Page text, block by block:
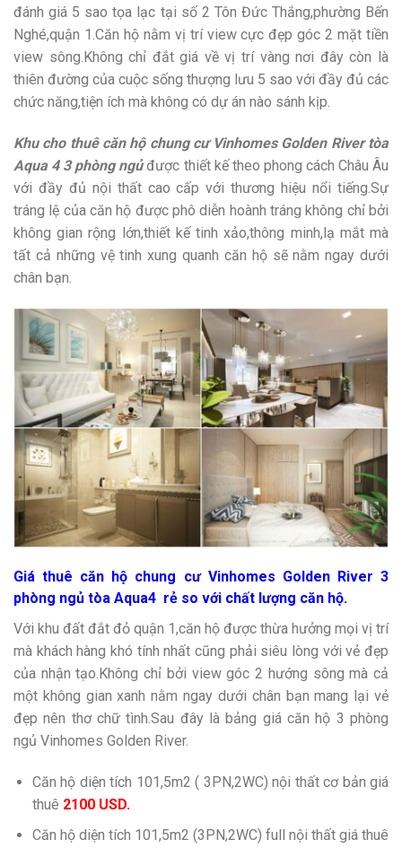
đánh giá 5 sao tọa lạc tại số 2 Tôn Đức Thắng,phường Bến
Nghé,quận 1.Căn hộ nằm vị trí view cực đẹp góc 2 mặt tiền
view sông.Không chỉ đắt giá về vị trí vàng nơi đây còn là
thiên đường của cuộc sống thượng lưu 5 sao với đầy đủ các
chức năng,tiện ích mà không có dự án nào sánh kịp.
Khu cho thuê căn hộ chung cư Vinhomes Golden River tòa
Aqua 4 3 phòng ngủđược thiết kế theo phong cách Châu Âu
với đầy đủ nội thất cao cấp với thương hiệu nổi tiếng.Sự
tráng lệ của căn hộ được phô diễn hoành tráng không chỉ bởi
không gian rộng lớn,thiết kế tinh xảo,thông minh,lạ mắt mà
tất cả những vệ tinh xung quanh căn hộ sẽ nằm ngay dưới
chân bạn.
Giá thuê căn hộ chung cư Vinhomes Golden River 3
phòng ngủ tòa Aqua4 rẻ so với chất lượng căn hộ.
Với khu đất đắt đỏ quận 1,căn hộ được thừa hưởng mọi vị trí
mà khách hàng khó tính nhất cũng phải siêu lòng với vẻ đẹp
của nhận tạo.Không chỉ bởi view góc 2 hướng sông mà cả
một không gian xanh nằm ngay dưới chân bạn mang lại vẻ
đẹp nên thơ chữ tình.Sau đây là bảng giá căn hộ 3 phòng
ngủ Vinhomes Golden River.
Căn hộ diện tích 101,5m2 ( 3PN,2WC) nội thất cơ bản giá
thuê 2100 USD.
Căn hộ diện tích 101,5m2 (3PN,2WC) full nội thất giá thuê